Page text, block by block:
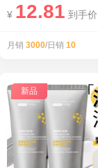
¥ 12.81 到手价
月销 3000/日销 10
新品